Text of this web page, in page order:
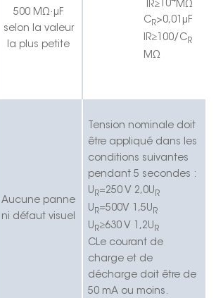
500 MΩ· μF
selon la valeur
la plus petite
IR≥ 10
MΩ
C R>0,01 μF
IR≥ 100/C R
MΩ
Aucune panne
ni défaut visuel
Tension nominale doit
être appliqué dans les
conditions suivantes
pendant 5 secondes :
U R=250 V 2,0U R
U R=500V 1,5U R
U R≥630 V 1,2U R
CLe courant de
charge et de
décharge doit être de
50 mA ou moins.